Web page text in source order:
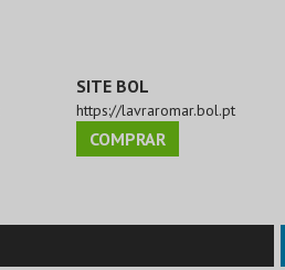
SITE BOL
https://lavraromar.bol.pt
COMPRAR